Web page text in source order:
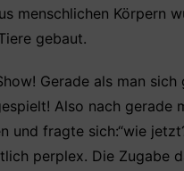
menschlichen Körpern
gebaut.
Gerade als man
Also nach gerade
und fragte sich:“wie
perplex. Die Zugabe